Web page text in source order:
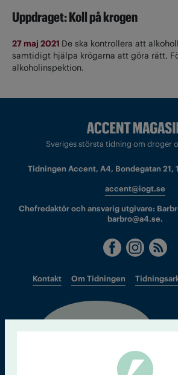
Uppdraget: Koll på krogen
27 maj 2021 De ska kontrollera att
samtidigt hjälpa krögarna att göra rätt.
alkoholinspektion.
Sveriges största tidning om droger
Tidningen Accent, A4, Bondegatan 21,
accent@iogt.se
Chefredaktör och ansvarig utgivare:
barbro@a4.se.
Kontakt Om Tidningen